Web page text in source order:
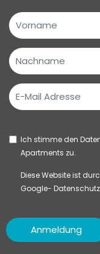
Ich stimme den
Apartments zu.
Diese Website ist
Google-
Anmeldung